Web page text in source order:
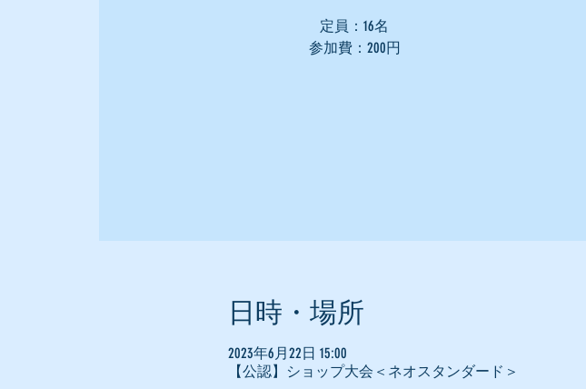
定員：16名
参加費：200円
日時・場所
2023年6月22日 15:00
【公認】ショップ大会＜ネオスタンダード＞